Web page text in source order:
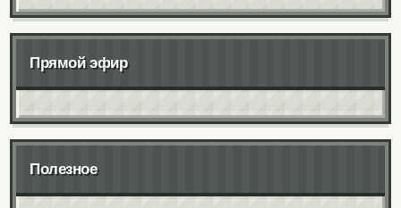
Прямой эфир
Полезное